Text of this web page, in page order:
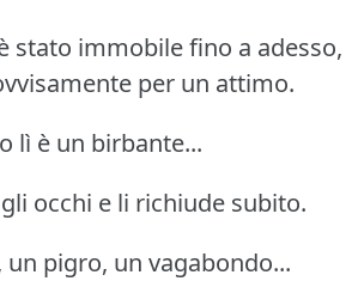
stato immobile fino a adesso,
per un attimo.
lì è un birbante...
occhi e li richiude subito.
un pigro, un vagabondo...